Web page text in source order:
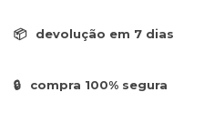
📦 devolução em 7 dias
🔒 compra 100% segura